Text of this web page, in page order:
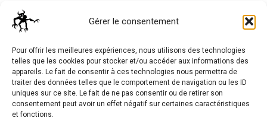
Gérer le consentement
Pour offrir les meilleures expériences, nous utilisons des technologies
telles que les cookies pour stocker et/ou accéder aux informations des
appareils. Le fait de consentir à ces technologies nous permettra de
traiter des données telles que le comportement de navigation ou les ID
uniques sur ce site. Le fait de ne pas consentir ou de retirer son
consentement peut avoir un effet négatif sur certaines caractéristiques
et fonctions.
La Moto n'est pas notre seule passion, venez visiter notre
shop de RC